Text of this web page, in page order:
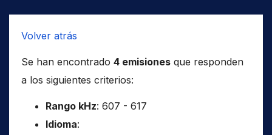
Volver atrás
Se han encontrado 4 emisiones que responden
a los siguientes criterios:
Rango kHz: 607 - 617
Idioma: